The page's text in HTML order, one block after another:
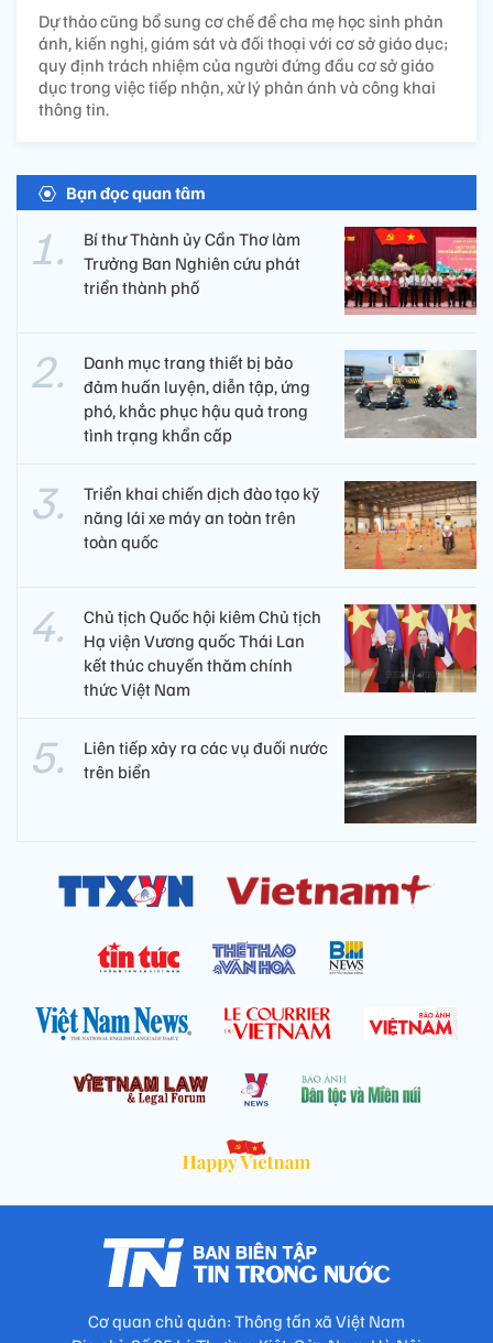
Dự thảo cũng bổ sung cơ chế để cha mẹ học sinh phản
ánh, kiến nghị, giám sát và đối thoại với cơ sở giáo dục;
quy định trách nhiệm của người đứng đầu cơ sở giáo
dục trong việc tiếp nhận, xử lý phản ánh và công khai
thông tin.
Bạn đọc quan tâm
Bí thư Thành ủy Cần Thơ làm
Trưởng Ban Nghiên cứu phát
triển thành phố
Danh mục trang thiết bị bảo
đảm huấn luyện, diễn tập, ứng
phó, khắc phục hậu quả trong
tình trạng khẩn cấp
Triển khai chiến dịch đào tạo kỹ
năng lái xe máy an toàn trên
toàn quốc
Chủ tịch Quốc hội kiêm Chủ tịch
Hạ viện Vương quốc Thái Lan
kết thúc chuyến thăm chính
thức Việt Nam
Liên tiếp xảy ra các vụ đuối nước
trên biển
Cơ quan chủ quản: Thông tấn xã Việt Nam